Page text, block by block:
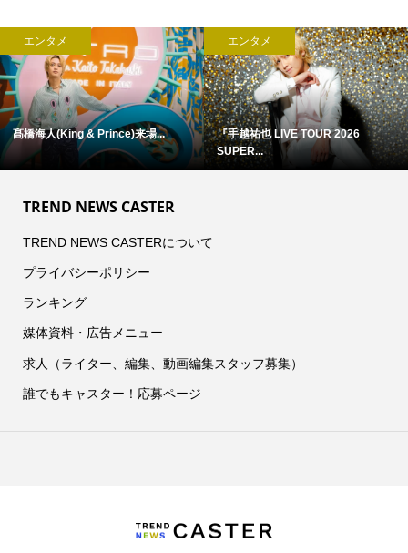
エンタメ
髙橋海人(King & Prince)来場...
エンタメ
『手越祐也 LIVE TOUR 2026
SUPER...
TREND NEWS CASTER
TREND NEWS CASTERについて
プライバシーポリシー
ランキング
媒体資料・広告メニュー
求人（ライター、編集、動画編集スタッフ募集）
誰でもキャスター！応募ページ